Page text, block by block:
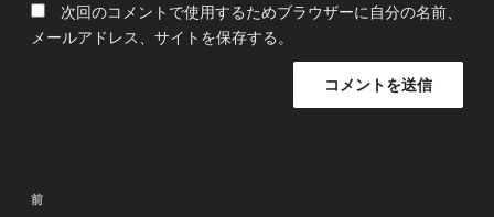
次回のコメントで使用するためブラウザーに自分の名前、
メールアドレス、サイトを保存する。
投
前
前